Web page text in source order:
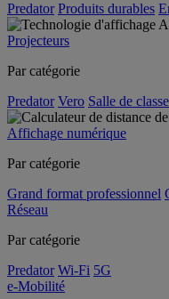
Predator Produits durables
Projecteurs
Par catégorie
Predator Vero Salle de classe
Affichage numérique
Par catégorie
Grand format professionnel
Réseau
Par catégorie
Predator Wi-Fi 5G
e-Mobilité